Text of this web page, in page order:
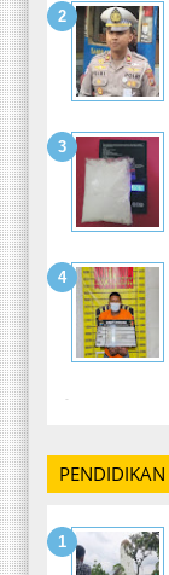
-
PENDIDIKAN